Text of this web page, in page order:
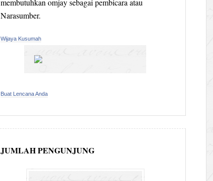
Narasumber.
Wijaya Kusumah
Buat Lencana Anda
JUMLAH PENGUNJUNG